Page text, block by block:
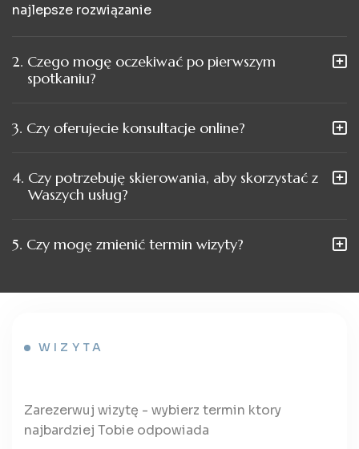
najlepsze rozwiązanie
2. Czego mogę oczekiwać po pierwszym
spotkaniu?
3. Czy oferujecie konsultacje online?
4. Czy potrzebuję skierowania, aby skorzystać z
Waszych usług?
5. Czy mogę zmienić termin wizyty?
WIZYTA
Zarezerwuj wizytę - wybierz termin ktory
najbardziej Tobie odpowiada